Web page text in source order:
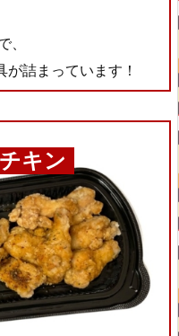
、
詰まっています！
キン